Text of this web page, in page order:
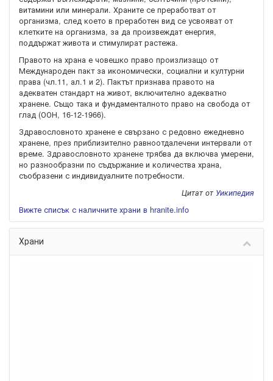
витамини или минерали. Храните се преработват от
организма, след което в преработен вид се усвояват от
клетките на организма, за да произвеждат енергия,
поддържат живота и стимулират растежа.
Правото на храна е човешко право произлизащо от
Международен пакт за икономически, социални и културни
права (чл.11, ал.1 и 2). Пактът признава правото на
адекватен стандарт на живот, включително адекватно
хранене. Също така и фундаменталното право на свобода от
глад (ООН, 16-12-1966).
Здравословното хранене е свързано с редовно ежедневно
хранене, през приблизително равноотдалечени интервали от
време. Здравословното хранене трябва да включва умерени,
но разнообразни по съдържание и количества храна,
съобразени с индивидуалните потребности.
Цитат от Уикипедия
Вижте списък с наличните храни в hranite.info
Храни